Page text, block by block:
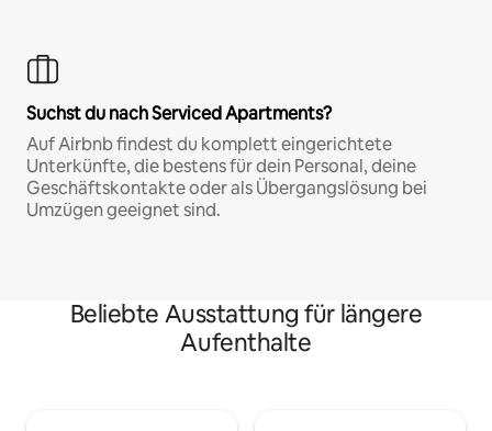
Suchst du nach Serviced Apartments?
Auf Airbnb findest du komplett eingerichtete
Unterkünfte, die bestens für dein Personal, deine
Geschäftskontakte oder als Übergangslösung bei
Umzügen geeignet sind.
Beliebte Ausstattung für längere
Aufenthalte